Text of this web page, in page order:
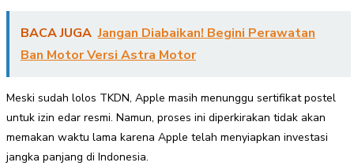
BACA JUGA Jangan Diabaikan! Begini Perawatan
Ban Motor Versi Astra Motor
Meski sudah lolos TKDN, Apple masih menunggu sertifikat postel
untuk izin edar resmi. Namun, proses ini diperkirakan tidak akan
memakan waktu lama karena Apple telah menyiapkan investasi
jangka panjang di Indonesia.